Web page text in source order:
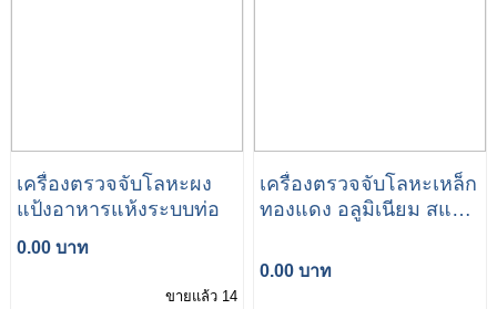
เครื่องตรวจจับโลหะผง
แป้งอาหารแห้งระบบท่อ
0.00 บาท
ขายแล้ว 14
เครื่องตรวจจับโลหะเหล็ก
ทองแดง อลูมิเนียม สแตน
Pharmaceutical metal
0.00 บาท